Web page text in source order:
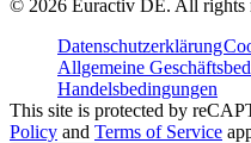
© 2026 Euractiv DE. All rights
Datenschutzerklärung
Allgemeine
Handelsbedingungen
This site is protected by
Policy and Terms of Service